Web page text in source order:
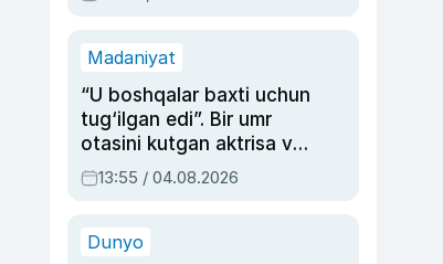
Madaniyat
“U boshqalar baxti uchun
tug‘ilgan edi”. Bir umr
otasini kutgan aktrisa va
dublyaj ustasi Rimma
Ahmedovaning
13:55 / 04.08.2026
Dunyo